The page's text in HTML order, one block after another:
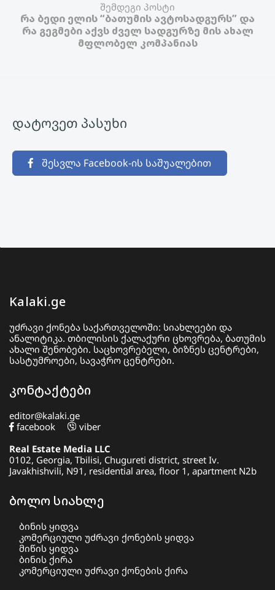
შემდეგი პოსტი
რა ბედი ელის “ბათუმის ავტოსადგურს” და
რა გეგმები აქვს ძველ სადგურზე მის ახალ
მფლობელ კომპანიას
დატოვეთ პასუხი
შესვლა Facebook-ის საშუალებით
Kalaki.ge
უძრავი ქონება საქართველოში: სიახლეები და
ანალიტიკა. თბილისის ქალაქური ცხოვრება, ბათუმის
ახალი შენობები. საცხოვრებელი, ბიზნეს ცენტრები,
სასტუმროები, სავაჭრო ცენტრები.
კონტაქტები
editor@kalaki.ge
facebook
viber
Real Estate Media LLC
0102, Georgia, Tbilisi, Chugureti district, street Iv.
Javakhishvili, N91, residential area, floor 1, apartment N2b
ბოლო სიახლე
ბინის ყიდვა
კომერციული უძრავი ქონების ყიდვა
მიწის ყიდვა
ბინის ქირა
კომერციული უძრავი ქონების ქირა